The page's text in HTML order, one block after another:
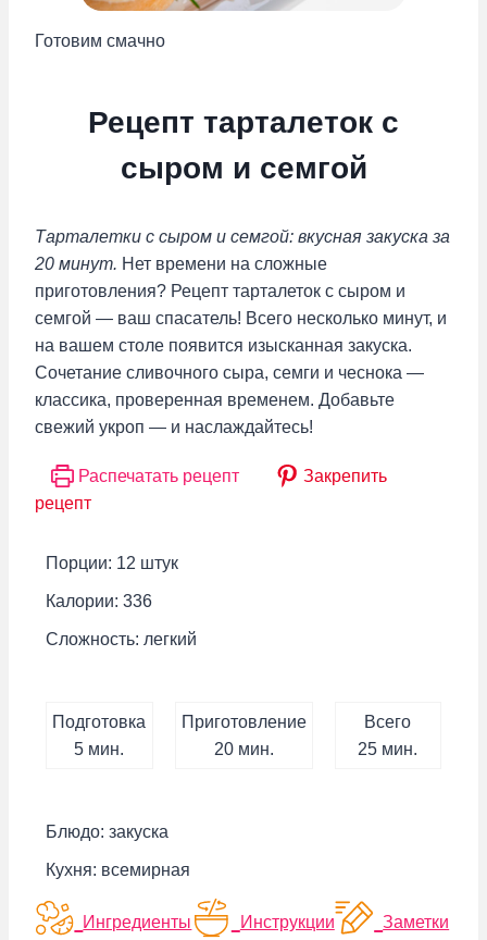
Готовим смачно
Рецепт тарталеток с
сыром и семгой
Тарталетки с сыром и семгой: вкусная закуска за
20 минут. Нет времени на сложные
приготовления? Рецепт тарталеток с сыром и
семгой — ваш спасатель! Всего несколько минут, и
на вашем столе появится изысканная закуска.
Сочетание сливочного сыра, семги и чеснока —
классика, проверенная временем. Добавьте
свежий укроп — и наслаждайтесь!
Распечатать рецепт
Закрепить
рецепт
Порции: 12 штук
Калории: 336
Сложность: легкий
Подготовка
5минут
мин.
Приготовление
20минут
мин.
Всего
25минут
мин.
Блюдо: закуска
Кухня: всемирная
Ингредиенты Инструкции Заметки